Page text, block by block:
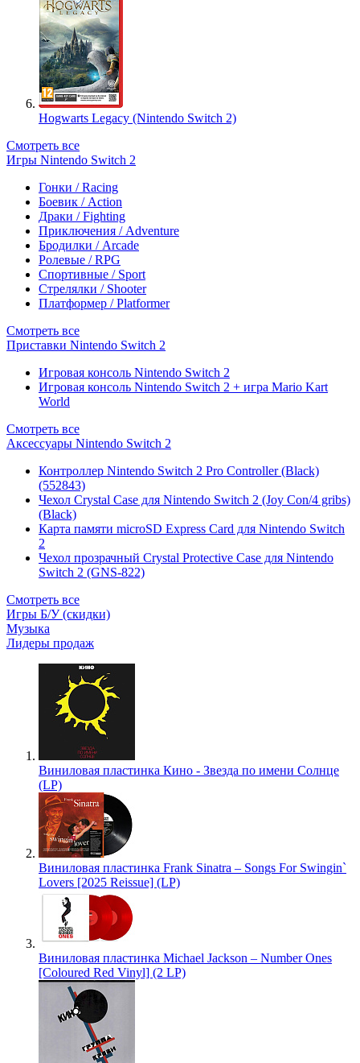
Hogwarts Legacy (Nintendo Switch 2)
Смотреть все
Игры Nintendo Switch 2
Гонки / Racing
Боевик / Action
Драки / Fighting
Приключения / Adventure
Бродилки / Arcade
Ролевые / RPG
Спортивные / Sport
Стрелялки / Shooter
Платформер / Platformer
Смотреть все
Приставки Nintendo Switch 2
Игровая консоль Nintendo Switch 2
Игровая консоль Nintendo Switch 2 + игра Mario Kart
World
Смотреть все
Аксессуары Nintendo Switch 2
Контроллер Nintendo Switch 2 Pro Controller (Black)
(552843)
Чехол Сrystal Сase для Nintendo Switch 2 (Joy Con/4 gribs)
(Black)
Карта памяти microSD Express Card для Nintendo Switch
2
Чехол прозрачный Crystal Protective Case для Nintendo
Switch 2 (GNS-822)
Смотреть все
Игры Б/У (скидки)
Музыка
Лидеры продаж
Виниловая пластинка Кино - Звезда по имени Солнце
(LP)
Виниловая пластинка Frank Sinatra – Songs For Swingin`
Lovers [2025 Reissue] (LP)
Виниловая пластинка Michael Jackson – Number Ones
[Coloured Red Vinyl] (2 LP)